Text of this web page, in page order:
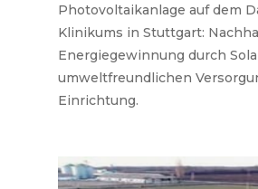
Photovoltaikanlage auf dem
Klinikums in Stuttgart:
Energiegewinnung durch
umweltfreundlichen
Einrichtung.